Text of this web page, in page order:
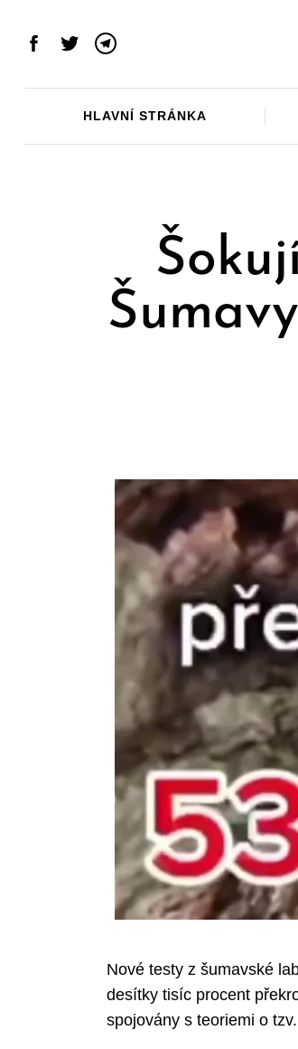
Facebook
TwitterTelegram
HLAVNÍ STRÁNKA
Nové testy z šumavské
desítky tisíc procent
spojovány s teoriemi o